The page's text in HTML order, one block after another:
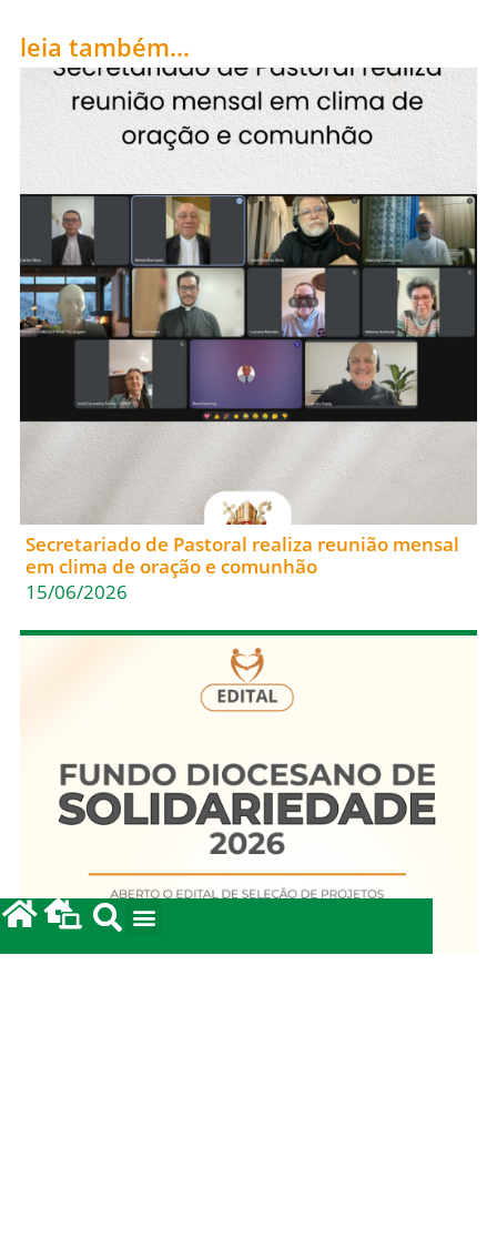
leia também...
Secretariado de Pastoral realiza reunião mensal
em clima de oração e comunhão
15/06/2026